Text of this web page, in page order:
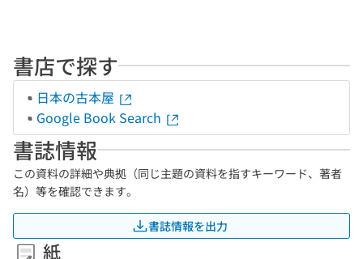
書店で探す
日本の古本屋
Google Book Search
書誌情報
この資料の詳細や典拠（同じ主題の資料を指すキーワード、著者
名）等を確認できます。
書誌情報を出力
紙